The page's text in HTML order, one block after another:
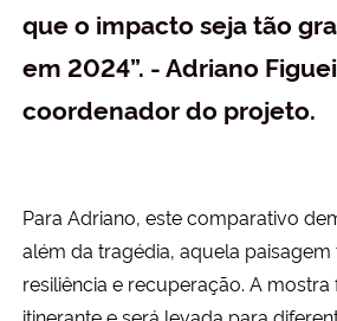
que o impacto seja tão
em 2024”. - Adriano
coordenador do projeto.
Para Adriano, este comparativo
além da tragédia, aquela
resiliência e recuperação. A